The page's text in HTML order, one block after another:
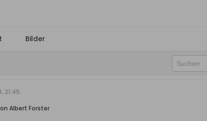
Bilder
21:45
Albert Forster